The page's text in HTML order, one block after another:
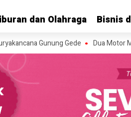
dan Olahraga Bisnis
dan Olahraga Bisnis
Gunung Gede Dua Motor Mahasiswa